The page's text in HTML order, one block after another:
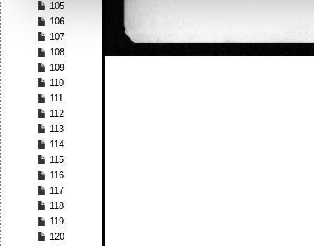
105
106
107
108
109
110
111
112
113
114
115
116
117
118
119
120